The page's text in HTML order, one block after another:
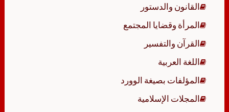
القانون والدستور
المرأة وقضايا المجتمع
القرآن والتفسير
اللغة العربية
المؤلفات بصيغة الوورد
المجلات الإسلامية